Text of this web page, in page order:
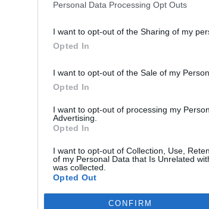
Personal Data Processing Opt Outs
I want to opt-out of the Sharing of my
Opted In
I want to opt-out of the Sale of my
Opted In
I want to opt-out of processing my
Advertising.
Opted In
I want to opt-out of Collection, Use,
of my Personal Data that Is Unrelated
was collected.
Opted Out
CONFIRM